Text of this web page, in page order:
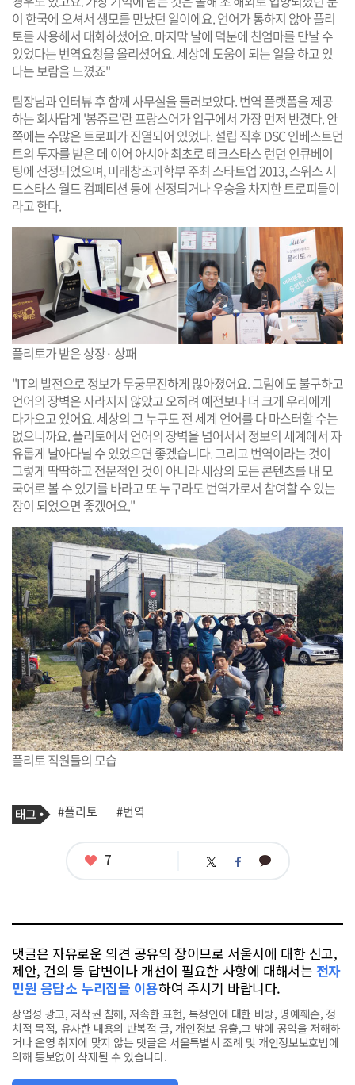
이 한국에 오셔서 생모를 만났던 일이에요. 언어가 통하지 않아 플리
토를 사용해서 대화하셨어요. 마지막 날에 덕분에 친엄마를 만날 수
있었다는 번역요청을 올리셨어요. 세상에 도움이 되는 일을 하고 있
다는 보람을 느꼈죠"
팀장님과 인터뷰 후 함께 사무실을 둘러보았다. 번역 플랫폼을 제공
하는 회사답게 '봉쥬르'란 프랑스어가 입구에서 가장 먼저 반겼다. 안
쪽에는 수많은 트로피가 진열되어 있었다. 설립 직후 DSC 인베스트먼
트의 투자를 받은 데 이어 아시아 최초로 테크스타스 런던 인큐베이
팅에 선정되었으며, 미래창조과학부 주최 스타트업 2013, 스위스 시
드스타스 월드 컴페티션 등에 선정되거나 우승을 차지한 트로피들이
라고 한다.
플리토가 받은 상장· 상패
"IT의 발전으로 정보가 무궁무진하게 많아졌어요. 그럼에도 불구하고
언어의 장벽은 사라지지 않았고 오히려 예전보다 더 크게 우리에게
다가오고 있어요. 세상의 그 누구도 전 세계 언어를 다 마스터할 수는
없으니까요. 플리토에서 언어의 장벽을 넘어서서 정보의 세계에서 자
유롭게 날아다닐 수 있었으면 좋겠습니다. 그리고 번역이라는 것이
그렇게 딱딱하고 전문적인 것이 아니라 세상의 모든 콘텐츠를 내 모
국어로 볼 수 있기를 바라고 또 누구라도 번역가로서 참여할 수 있는
장이 되었으면 좋겠어요."
플리토 직원들의 모습
기
사
태
그
#플리토 #번역
좋
7 트 페 카
댓글은 자유로운 의견 공유의 장이므로 서울시에 대한 신고,
제안, 건의 등 답변이나 개선이 필요한 사항에 대해서는 전자
민원 응답소 누리집을 이용하여 주시기 바랍니다.
상업성 광고, 저작권 침해, 저속한 표현, 특정인에 대한 비방, 명예훼손, 정
치적 목적, 유사한 내용의 반복적 글, 개인정보 유출,그 밖에 공익을 저해하
거나 운영 취지에 맞지 않는 댓글은 서울특별시 조례 및 개인정보보호법에
의해 통보없이 삭제될 수 있습니다.